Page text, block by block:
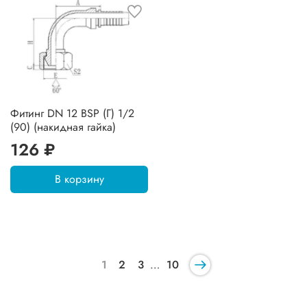
Фитинг DN 12 BSP (Г) 1/2
(90) (накидная гайка)
126 ₽
В корзину
1 2 3 … 10